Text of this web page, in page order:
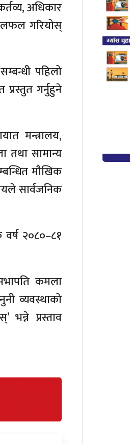
अधिकार
गरियोस्
पहिलो
गर्नुहुने
मन्त्रालय,
तथा सामान्य
मौखिक
सार्वजनिक
२०८०–८१
कमला
व्यवस्थाको
भन्ने प्रस्ताव